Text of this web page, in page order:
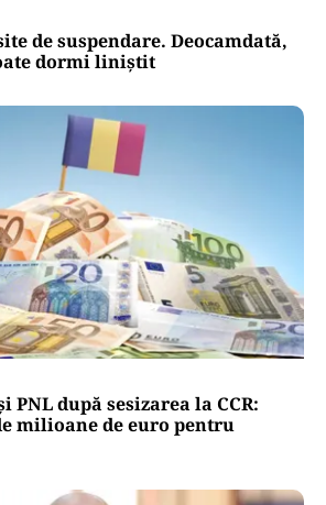
de suspendare. Deocamdată,
dormi liniștit
PNL după sesizarea la CCR:
milioane de euro pentru